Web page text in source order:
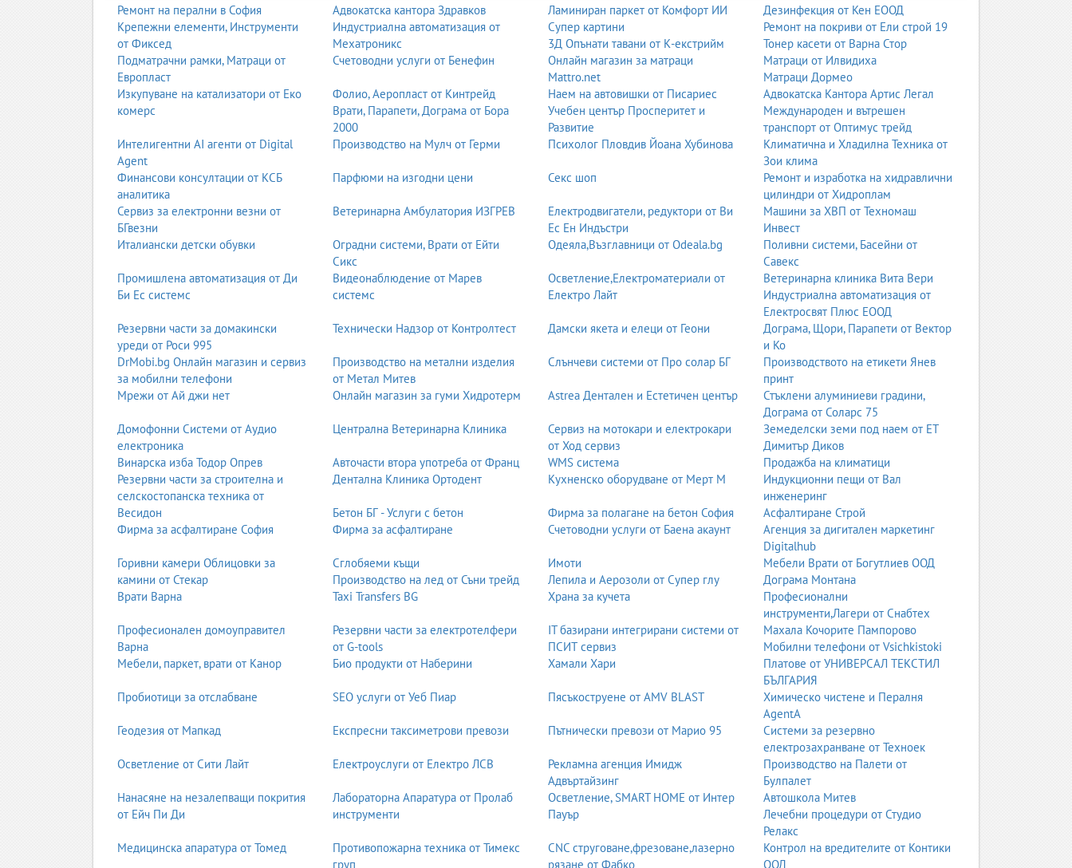
Перални машини
Сушилни машини
Съдомиялни
Хладилници и фризери
Фурни, плотове и готварски печки
Абсорбатори
Микровълнови фурни
Прахосмукачки
Ютии и парогенератори
Кафемашини
Кухненски уреди
Сешоари, машинки за подстригване
Сервизи за климатична техника
Диагностика на хладилен агент
Профилактика и почистване
Ремонт на термопомпи
Сервизи за телевизори и аудио техника
Ремонт на LED, OLED и QLED телевизори
Смяна на подсветка
Ремонт на аудио системи и ресийвъри
Професионални и индустриални сервизи
Освен домашни уреди, много сервизи обслужват и професионална техника за бизнеса.
Сервиз на професионална кухненска техника
Професионални фурни
Професионални миялни машини
Топлинни уреди за ресторанти
Сервиз на индустриална техника
Индустриални хладилни системи
Професионални климатици и VRF системи
Индустриални перални и сушилни
Най-често срещани ремонти
Проблеми с компресор (хладилници)
Неизправни нагреватели (фурни и бойлери)
Течове и хидравлични проблеми
Оглед на място или в сервиз
Ремонт на перални в София Адвокатска кантора Здравков Ламиниран паркет от Комфорт ИИ
Дезинфекция от Кен ЕООД
Крепежни елементи, Инструменти
от Фиксед
Индустриална автоматизация от
Мехатроникс
Супер картини
Ремонт на покриви от Ели строй 19
3Д Опънати тавани от К-екстрийм
Тонер касети от Варна Стор
Подматрачни рамки, Матраци от
Европласт
Счетоводни услуги от Бенефин
Онлайн магазин за матраци
Mattro.net
Матраци от Илвидиха
Матраци Дормео
Изкупуване на катализатори от Еко
комерс
Фолио, Аеропласт от Кинтрейд Наем на автовишки от Писариес
Адвокатска Кантора Артис Легал
Врати, Парапети, Дограма от Бора
2000
Учебен център Просперитет и
Развитие
Международен и вътрешен
транспорт от Оптимус трейд
Интелигентни AI агенти от Digital
Agent
Производство на Мулч от Герми Психолог Пловдив Йоана Хубинова
Климатична и Хладилна Техника от
Зои клима
Финансови консултации от КСБ
аналитика
Парфюми на изгодни цени Секс шоп
Ремонт и изработка на хидравлични
цилиндри от Хидроплам
Сервиз за електронни везни от
БГвезни
Ветеринарна Амбулатория ИЗГРЕВ
Електродвигатели, редуктори от Ви
Ес Ен Индъстри
Машини за ХВП от Техномаш
Инвест
Италиански детски обувки
Оградни системи, Врати от Ейти
Сикс
Одеяла,Възглавници от Odeala.bg
Поливни системи, Басейни от
Савекс
Промишлена автоматизация от Ди
Би Ес системс
Видеонаблюдение от Марев
системс
Осветление,Електроматериали от
Електро Лайт
Ветеринарна клиника Вита Вери
Индустриална автоматизация от
Електросвят Плюс ЕООД
Резервни части за домакински
уреди от Роси 995
Технически Надзор от Контролтест Дамски якета и елеци от Геони
Дограма, Щори, Парапети от Вектор
и Ко
DrMobi.bg Онлайн магазин и сервиз
за мобилни телефони
Производство на метални изделия
от Метал Митев
Слънчеви системи от Про солар БГ
Производството на етикети Янев
принт
Мрежи от Ай джи нет
Онлайн магазин за гуми Хидротерм Astrea Дентален и Естетичен център
Стъклени алуминиеви градини,
Дограма от Соларс 75
Домофонни Системи от Аудио
електроника
Централна Ветеринарна Клиника
Сервиз на мотокари и електрокари
от Ход сервиз
Земеделски земи под наем от ЕТ
Димитър Диков
Винарска изба Тодор Опрев
Авточасти втора употреба от Франц WMS система
Продажба на климатици
Резервни части за строителна и
селскостопанска техника от
Весидон
Дентална Клиника Ортодент Кухненско оборудване от Мерт М
Индукционни пещи от Вал
инженеринг
Бетон БГ - Услуги с бетон
Фирма за полагане на бетон София
Асфалтиране Строй
Фирма за асфалтиране София
Фирма за асфалтиране Счетоводни услуги от Баена акаунт
Агенция за дигитален маркетинг
Digitalhub
Горивни камери Облицовки за
камини от Стекар
Сглобяеми къщи Имоти
Мебели Врати от Богутлиев ООД
Производство на лед от Съни трейд
Лепила и Аерозоли от Супер глу
Дограма Монтана
Врати Варна
Taxi Transfers BG Храна за кучета
Професионални
инструменти,Лагери от Снабтех
Професионален домоуправител
Варна
Резервни части за електротелфери
от G-tools
IT базирани интегрирани системи от
ПСИТ сервиз
Махала Кочорите Пампорово
Мобилни телефони от Vsichkistoki
Мебели, паркет, врати от Канор
Био продукти от Наберини Хамали Хари
Платове от УНИВЕРСАЛ ТЕКСТИЛ
БЪЛГАРИЯ
Пробиотици за отслабване
SEO услуги от Уеб Пиар Пясъкоструене от AMV BLAST
Химическо чистене и Пералня
AgentA
Геодезия от Мапкад
Експресни таксиметрови превози Пътнически превози от Марио 95
Системи за резервно
електрозахранване от Техноек
Осветление от Сити Лайт
Електроуслуги от Електро ЛСВ
Рекламна агенция Имидж
Адвъртайзинг
Производство на Палети от
Булпалет
Нанасяне на незалепващи покрития
от Ейч Пи Ди
Лабораторна Апаратура от Пролаб
инструменти
Осветление, SMART HOME от Интер
Пауър
Автошкола Митев
Лечебни процедури от Студио
Релакс
Медицинска апаратура от Томед
Противопожарна техника от Тимекс
груп
CNC струговане,фрезоване,лазерно
рязане от Фабко
Контрол на вредителите от Контики
ООД